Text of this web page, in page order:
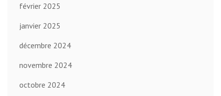
février 2025
janvier 2025
décembre 2024
novembre 2024
octobre 2024